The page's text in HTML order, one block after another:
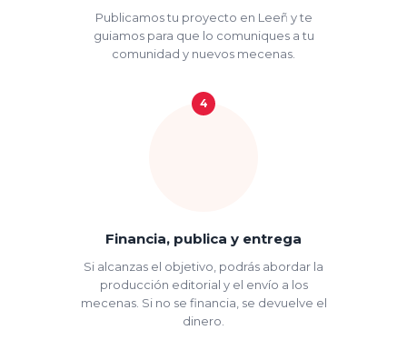
Publicamos tu proyecto en Leeñ y te
guiamos para que lo comuniques a tu
comunidad y nuevos mecenas.
4
Financia, publica y entrega
Si alcanzas el objetivo, podrás abordar la
producción editorial y el envío a los
mecenas. Si no se financia, se devuelve el
dinero.